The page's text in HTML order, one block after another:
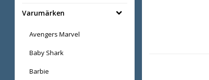
Varumärken
Avengers Marvel
Baby Shark
Barbie